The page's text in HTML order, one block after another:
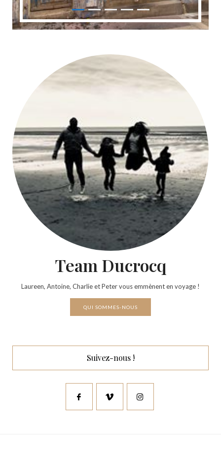
Team Ducrocq
Laureen, Antoine, Charlie et Peter vous emmènent en voyage !
QUI SOMMES-NOUS
Suivez-nous !